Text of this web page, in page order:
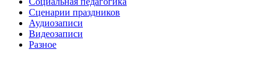
Сценарии праздников
Аудиозаписи
Видеозаписи
Разное